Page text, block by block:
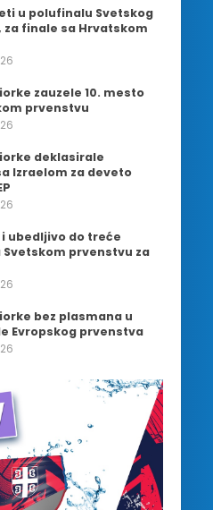
u polufinalu Svetskog
za finale sa Hrvatskom
zauzele 10. mesto
prvenstvu
deklasirale
Izraelom za deveto
i ubedljivo do treće
Svetskom prvenstvu za
bez plasmana u
Evropskog prvenstva